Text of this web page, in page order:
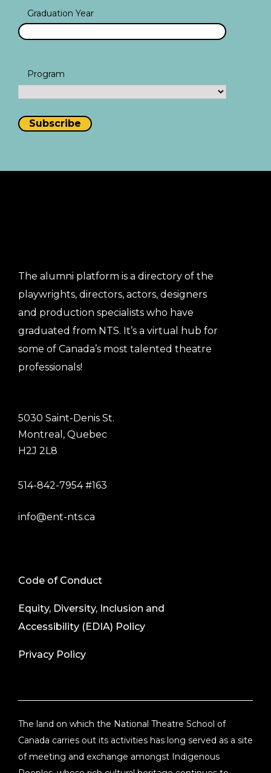
Graduation Year
Program
The alumni platform is a directory of the
playwrights, directors, actors, designers
and production specialists who have
graduated from NTS. It’s a virtual hub for
some of Canada’s most talented theatre
professionals!
5030 Saint-Denis St.
Montreal, Quebec
H2J 2L8
514-842-7954 #163
info@ent-nts.ca
Code of Conduct
Equity, Diversity, Inclusion and
Accessibility (EDIA) Policy
Privacy Policy
The land on which the National Theatre School of
Canada carries out its activities has long served as a site
of meeting and exchange amongst Indigenous